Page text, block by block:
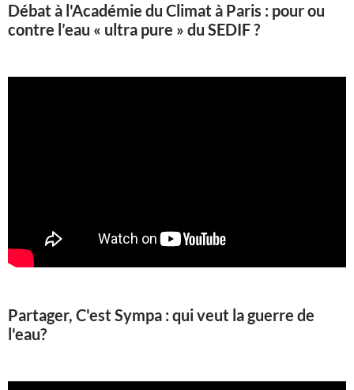
Débat à l'Académie du Climat à Paris : pour ou
contre l’eau « ultra pure » du SEDIF ?
Partager, C'est Sympa : qui veut la guerre de
l'eau?